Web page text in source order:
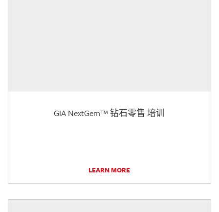
GIA NextGem™ 钻石零售 培训
LEARN MORE